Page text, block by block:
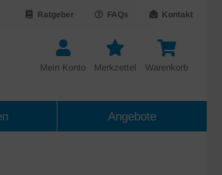
Kontakt
FAQs
Ratgeber
Warenkorb
Merkzettel
Mein Konto
Angebote